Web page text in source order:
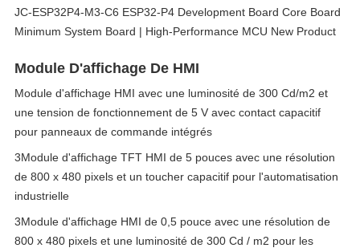
JC-ESP32P4-M3-C6 ESP32-P4 Development Board Core Board
Minimum System Board | High-Performance MCU New Product
Module D'affichage De HMI
Module d'affichage HMI avec une luminosité de 300 Cd/m2 et
une tension de fonctionnement de 5 V avec contact capacitif
pour panneaux de commande intégrés
3Module d'affichage TFT HMI de 5 pouces avec une résolution
de 800 x 480 pixels et un toucher capacitif pour l'automatisation
industrielle
3Module d'affichage HMI de 0,5 pouce avec une résolution de
800 x 480 pixels et une luminosité de 300 Cd / m2 pour les